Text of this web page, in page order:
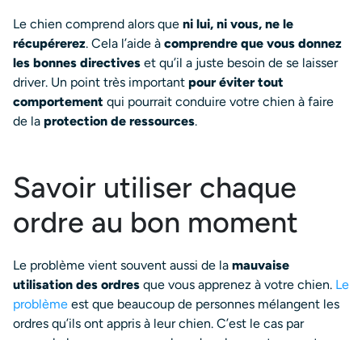
Le chien comprend alors que ni lui, ni vous, ne le
récupérerez. Cela l’aide à comprendre que vous donnez
les bonnes directives et qu’il a juste besoin de se laisser
driver. Un point très important pour éviter tout
comportement qui pourrait conduire votre chien à faire
de la protection de ressources.
Savoir utiliser chaque
ordre au bon moment
Le problème vient souvent aussi de la mauvaise
utilisation des ordres que vous apprenez à votre chien. Le
problème est que beaucoup de personnes mélangent les
ordres qu’ils ont appris à leur chien. C’est le cas par